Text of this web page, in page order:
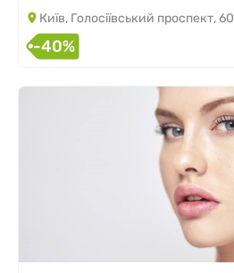
Київ, Голосіївський проспект, 60
-40%